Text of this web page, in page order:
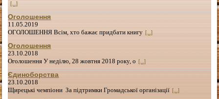
[...]
Оголошення
11.05.2019
ОГОЛОШЕННЯ Всім, хто бажає придбати книгу [...]
Оголошення
23.10.2018
Оголошення У неділю, 28 жовтня 2018 року, о [...]
Єдиноборства
23.10.2018
Щирецькі чемпіони За підтримки Громадської організації [...]